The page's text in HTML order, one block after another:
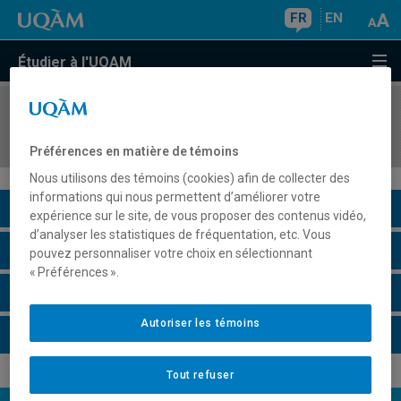
FR EN
Étudier à l'UQAM
COURS//
Description du cours
Horaire - Été 2026
Préférences en matière de témoins
Nous utilisons des témoins (cookies) afin de collecter des
informations qui nous permettent d’améliorer votre
expérience sur le site, de vous proposer des contenus vidéo,
d’analyser les statistiques de fréquentation, etc. Vous
pouvez personnaliser votre choix en sélectionnant
« Préférences ».
Tout refuser
Autoriser les témoins